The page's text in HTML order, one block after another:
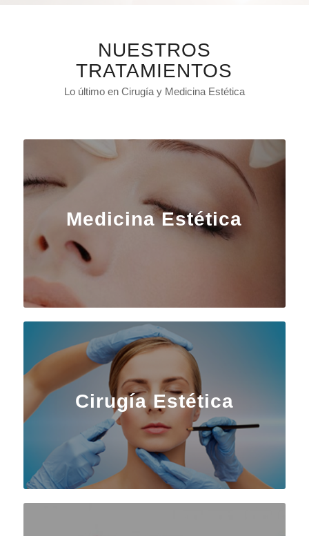
NUESTROS
TRATAMIENTOS
Lo último en Cirugía y Medicina Estética
Medicina Estética
Cirugía Estética